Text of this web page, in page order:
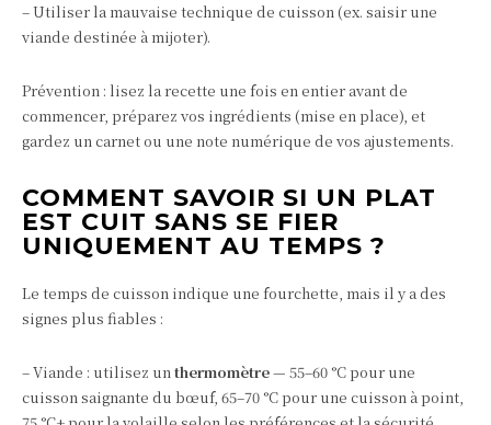
– Utiliser la mauvaise technique de cuisson (ex. saisir une
viande destinée à mijoter).
Prévention : lisez la recette une fois en entier avant de
commencer, préparez vos ingrédients (mise en place), et
gardez un carnet ou une note numérique de vos ajustements.
COMMENT SAVOIR SI UN PLAT
EST CUIT SANS SE FIER
UNIQUEMENT AU TEMPS ?
Le temps de cuisson indique une fourchette, mais il y a des
signes plus fiables :
– Viande : utilisez unthermomètre— 55–60 °C pour une
cuisson saignante du bœuf, 65–70 °C pour une cuisson à point,